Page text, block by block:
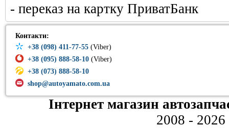
- переказ на картку ПриватБанк
Контакти:
+38 (098) 411-77-55 (Viber)
+38 (095) 888-58-10 (Viber)
+38 (073) 888-58-10
shop@autoyamato.com.ua
Інтернет магазин
2008 - 2026